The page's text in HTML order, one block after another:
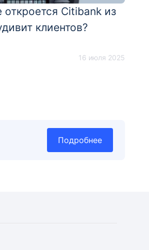
откроется Citibank из
клиентов?
16 июля 2025
Подробнее